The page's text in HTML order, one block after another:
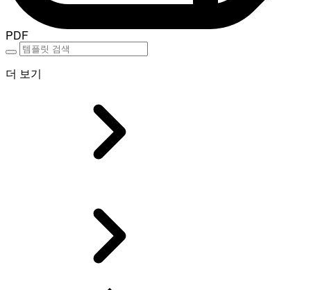
PDF
더 보기